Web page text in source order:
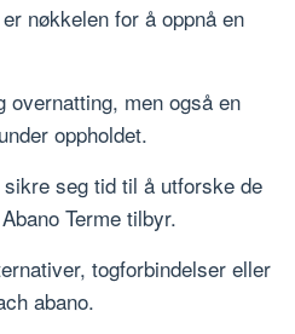
nøkkelen for å oppnå en
men også en
oppholdet.
seg tid til å utforske de
Terme tilbyr.
togforbindelser eller
abano.